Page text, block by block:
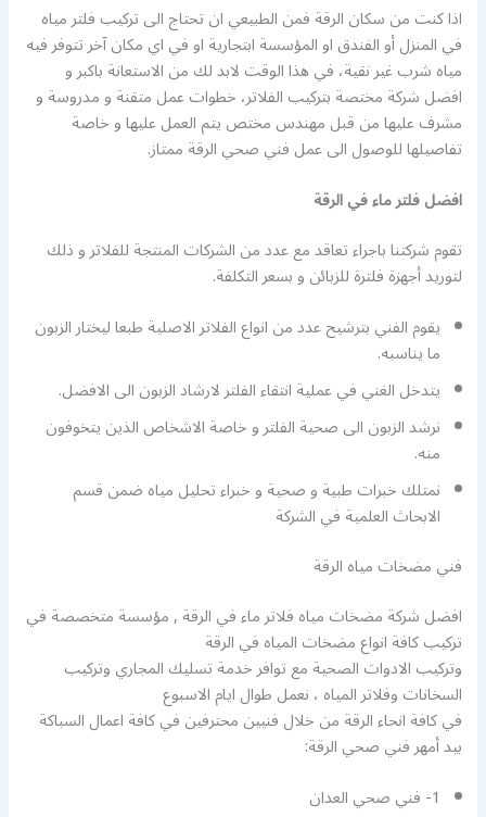
اذا كنت من سكان الرقة فمن الطبيعي ان تحتاج الى تركيب فلتر مياه
في المنزل أو الفندق او المؤسسة ابتجارية او في اي مكان آخر تتوفر فيه
مياه شرب غير نقية، في هذا الوقت لابد لك من الاستعانة باكبر و
افضل شركة مختصة بتركيب الفلاتر، خطوات عمل متقنة و مدروسة و
مشرف عليها من قبل مهندس مختص يتم العمل عليها و خاصة
تفاصيلها للوصول الى عمل فني صحي الرقة ممتاز.
افضل فلتر ماء في الرقة
تقوم شركتنا باجراء تعاقد مع عدد من الشركات المنتجة للفلاتر و ذلك
لتوريد أجهزة فلترة للزبائن و بسعر التكلفة.
يقوم الفني بترشيح عدد من انواع الفلاتر الاصلية طبعا ليختار الزبون
ما يناسبه.
يتدخل الغني في عملية انتقاء الفلتر لارشاد الزبون الى الافضل.
نرشد الزبون الى صحية الفلتر و خاصة الاشخاص الذين يتخوفون
منه.
نمتلك خبرات طبية و صحية و خبراء تحليل مياه ضمن قسم
الابحاث العلمية في الشركة
فني مضخات مياه الرقة
افضل شركة مضخات مياه فلاتر ماء في الرقة , مؤسسة متخصصة في
تركيب كافة انواع مضخات المياه في الرقة
وتركيب الادوات الصحية مع توافر خدمة تسليك المجاري وتركيب
السخانات وفلاتر المياه ، نعمل طوال ايام الاسبوع
في كافة انحاء الرقة من خلال فنيين محترفين في كافة اعمال السباكة
بيد أمهر فني صحي الرقة:
1- فني صحي العدان